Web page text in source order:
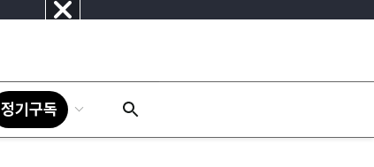
닫
정기구독